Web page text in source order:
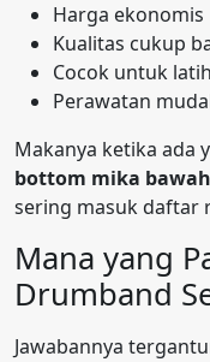
Harga ekonomis
Kualitas cukup
Cocok untuk
Perawatan
Makanya ketika ada
bottom mika
sering masuk daftar
Mana yang
Drumband
Jawabannya